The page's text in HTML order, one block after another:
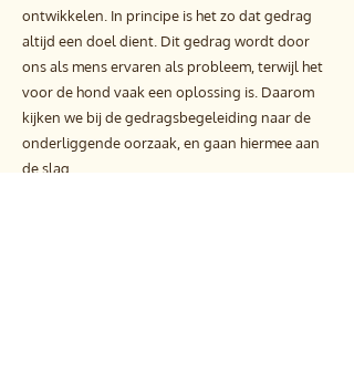
ontwikkelen. In principe is het zo dat gedrag
altijd een doel dient. Dit gedrag wordt door
ons als mens ervaren als probleem, terwijl het
voor de hond vaak een oplossing is. Daarom
kijken we bij de gedragsbegeleiding naar de
onderliggende oorzaak, en gaan hiermee aan
de slag.